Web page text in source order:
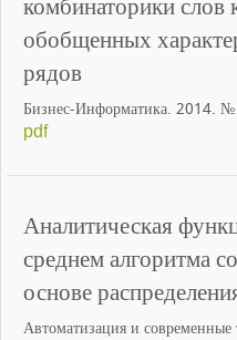
комбинаторики слов
обобщенных
рядов
Бизнес-Информатика. 2014.
pdf
Аналитическая
среднем алгоритма
основе
Автоматизация и